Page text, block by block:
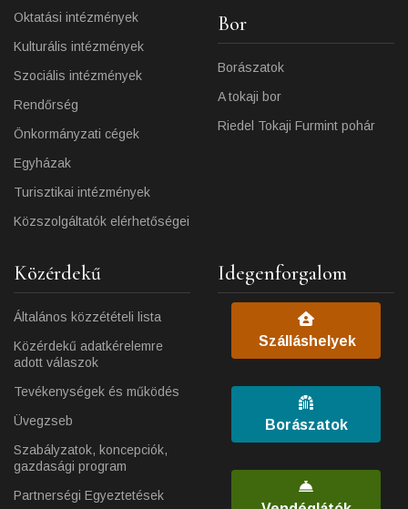
Oktatási intézmények
Kulturális intézmények
Szociális intézmények
Rendőrség
Önkormányzati cégek
Egyházak
Turisztikai intézmények
Közszolgáltatók elérhetőségei
Bor
Borászatok
A tokaji bor
Riedel Tokaji Furmint pohár
Közérdekű
Általános közzétételi lista
Közérdekű adatkérelemre
adott válaszok
Tevékenységek és működés
Üvegzseb
Szabályzatok, koncepciók,
gazdasági program
Partnerségi Egyeztetések
Idegenforgalom
Szálláshelyek
Borászatok